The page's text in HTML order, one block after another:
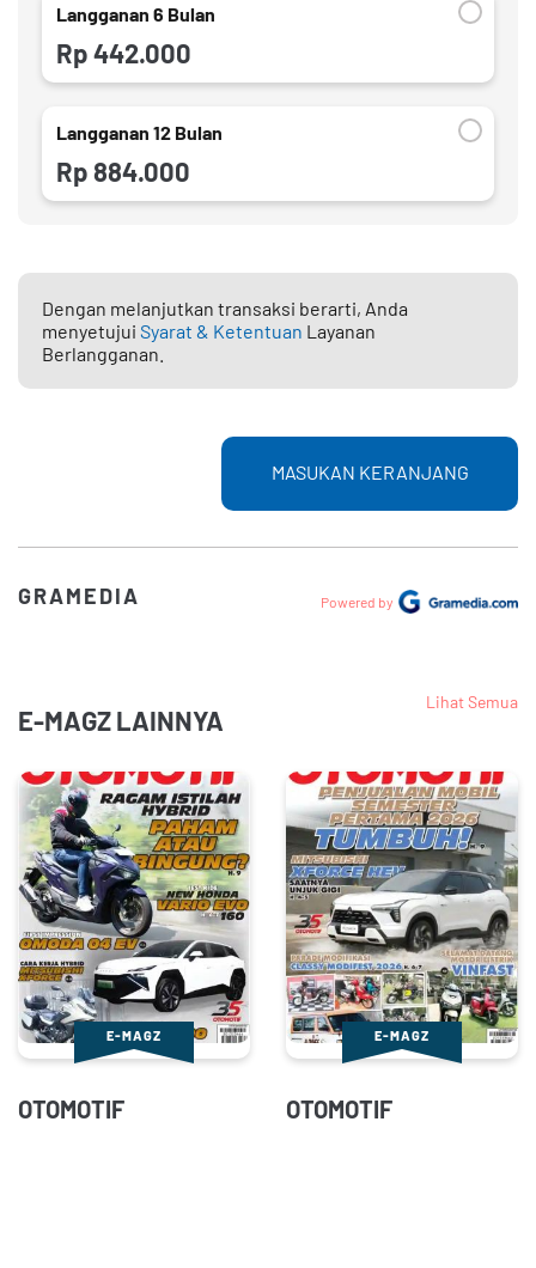
Langganan 6 Bulan
Rp 442.000
Langganan 12 Bulan
Rp 884.000
Dengan melanjutkan transaksi berarti, Anda
menyetujui Syarat & Ketentuan Layanan
Berlangganan.
MASUKAN KERANJANG
GRAMEDIA Powered by
E-MAGZ LAINNYA
Lihat Semua
E-MAGZ
OTOMOTIF
E-MAGZ
OTOMOTIF